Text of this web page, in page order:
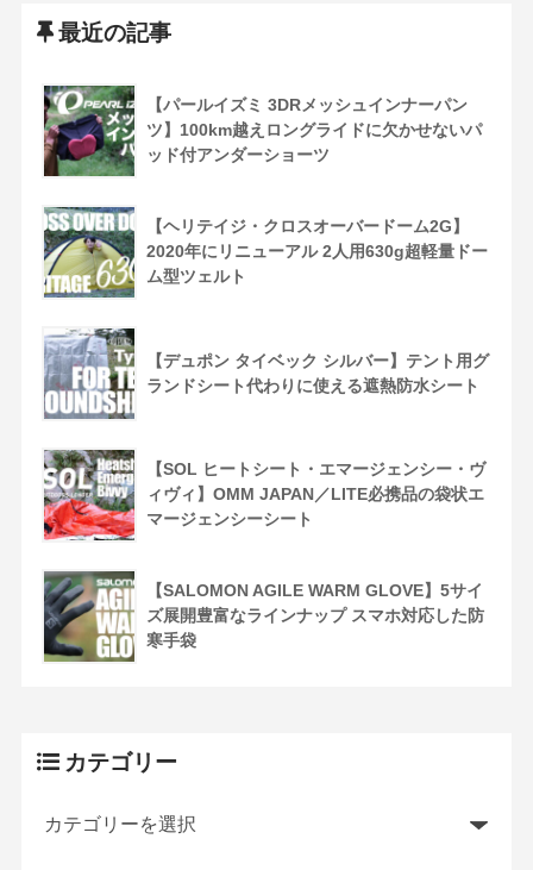
最近の記事
【パールイズミ 3DRメッシュインナーパン
ツ】100km越えロングライドに欠かせないパ
ッド付アンダーショーツ
【ヘリテイジ・クロスオーバードーム2G】
2020年にリニューアル 2人用630g超軽量ドー
ム型ツェルト
【デュポン タイベック シルバー】テント用グ
ランドシート代わりに使える遮熱防水シート
【SOL ヒートシート・エマージェンシー・ヴ
ィヴィ】OMM JAPAN／LITE必携品の袋状エ
マージェンシーシート
【SALOMON AGILE WARM GLOVE】5サイ
ズ展開豊富なラインナップ スマホ対応した防
寒手袋
カテゴリー